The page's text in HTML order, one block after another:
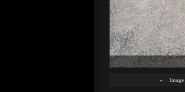
« Image